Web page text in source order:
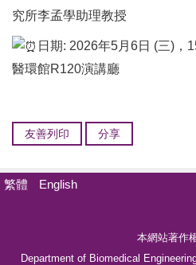
究所李孟學助理教授
日期: 2026年5月6日 (三)，
醫環館R120演講廳
友善列印 分享
繁體 English
本網站著作
Department of Biomedical